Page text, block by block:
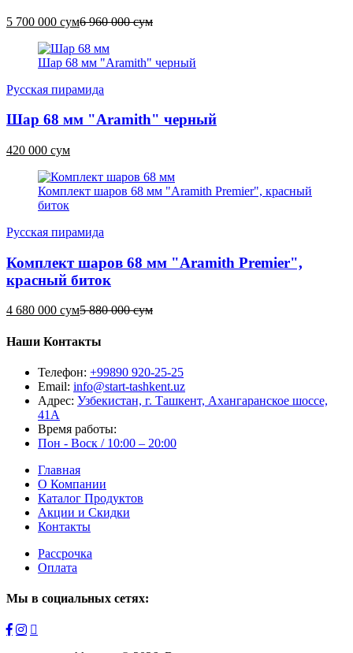
5 700 000 сум6 960 000 сум
Шар 68 мм "Aramith" черный
Русская пирамида
Шар 68 мм "Aramith" черный
420 000 сум
Комплект шаров 68 мм "Aramith Premier", красный
биток
Русская пирамида
Комплект шаров 68 мм "Aramith Premier",
красный биток
4 680 000 сум5 880 000 сум
Наши Контакты
Телефон: +99890 920-25-25
Email: info@start-tashkent.uz
Адрес: Узбекистан, г. Ташкент, Ахангаранское шоссе,
41А
Время работы:
Пон - Воск / 10:00 – 20:00
Главная
О Компании
Каталог Продуктов
Акции и Скидки
Контакты
Рассрочка
Оплата
Мы в социальных сетях: